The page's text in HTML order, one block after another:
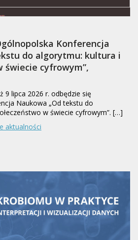
Konferencja
do algorytmu: kultura i
świecie cyfrowym”,
9 lipca 2026 r. odbędzie się
Naukowa „Od tekstu do
w świecie cyfrowym”. […]
aktualności